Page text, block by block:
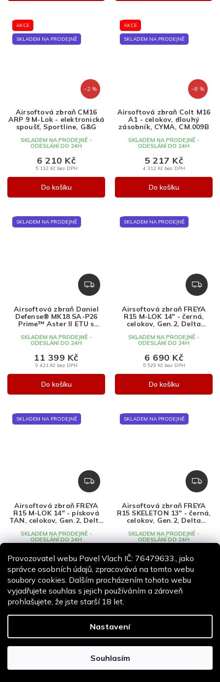
Provozovatel webu Pavel Vlach IČ: 76479633., jako
správce osobních údajů, zpracovává na tomto webu
soubory cookies. Dalším procházením tohoto webu
vyjadřujete souhlas s jejich používáním a zároveň
prohlašujete, že jste starší 18 let.
Nastavení
Souhlasím
AKCE
SKLADEM NA PRODEJNĚ
–2 %
Airsoftová zbraň CM16
ARP 9 M-Lok - elektronická
spoušť, Sportline, G&G
SKLADEM NA PRODEJNĚ -
ODESLÁNÍ DO 24H
5 132 Kč bez DPH
6 210 Kč
Do košíku
AKCE
SKLADEM NA PRODEJNĚ
–8 %
Airsoftová zbraň Colt M16
A1 - celokov, dlouhý
zásobník, CYMA, CM.009B
SKLADEM NA PRODEJNĚ -
ODESLÁNÍ DO 24H
4 312 Kč bez DPH
5 217 Kč
Do košíku
SKLADEM NA PRODEJNĚ
Z
D
R
M
Airsoftová zbraň Daniel
Defense® MK18 SA-P26
Prime™ Aster II ETU s
Chaos Bronze, Specna
Arms, SA-P26
SKLADEM NA PRODEJNĚ -
ODESLÁNÍ DO 24H
9 421 Kč bez DPH
11 399 Kč
Do košíku
SKLADEM NA PRODEJNĚ
Z
D
R
M
Airsoftová zbraň FREYA
R15 M-LOK 14" - černá,
celokov, Gen.2, Delta
SKLADEM NA PRODEJNĚ -
ODESLÁNÍ DO 24H
5 529 Kč bez DPH
6 690 Kč
Do košíku
SKLADEM NA PRODEJNĚ
Z
D
R
M
Airsoftová zbraň FREYA
R15 M-LOK 14" - písková
TAN, celokov, Gen.2, Delta
SKLADEM NA PRODEJNĚ -
ODESLÁNÍ DO 24H
5 529 Kč bez DPH
6 690 Kč
Do košíku
SKLADEM NA PRODEJNĚ
Z
D
R
M
Airsoftová zbraň FREYA
R15 SKELETON 13" - černá,
celokov, Gen.2, Delta
SKLADEM NA PRODEJNĚ -
ODESLÁNÍ DO 24H
5 496 Kč bez DPH
6 650 Kč
Do košíku
SKLADEM NA PRODEJNĚ AKCE
SKLADEM NA PRODEJNĚ